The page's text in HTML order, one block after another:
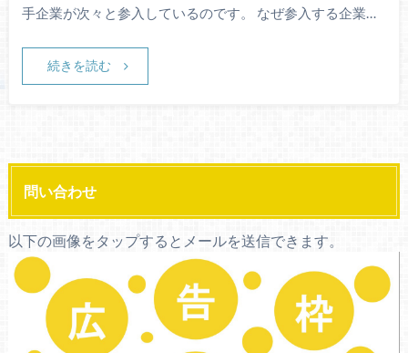
手企業が次々と参入しているのです。 なぜ参入する企業…
続きを読む
問い合わせ
以下の画像をタップするとメールを送信できます。